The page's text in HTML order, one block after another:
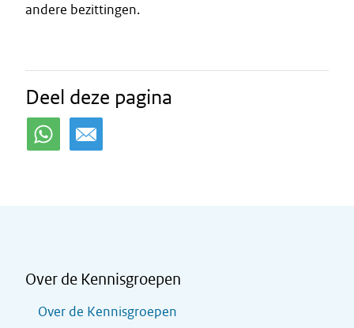
andere bezittingen.
Deel deze pagina
Over de Kennisgroepen
Over de Kennisgroepen